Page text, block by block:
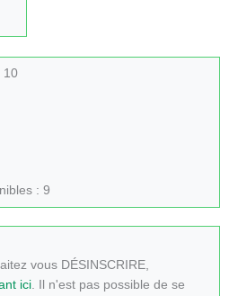
10
: 9
vous DÉSINSCRIRE,
ici . Il n'est pas possible de se